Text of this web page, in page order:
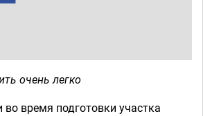
очень легко
время подготовки участка